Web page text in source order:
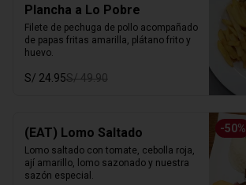
Plancha a Lo Pobre
Filete de pechuga de pollo acompañado
de papas fritas amarilla, plátano frito y
huevo.
S/ 24.95S/ 49.90
-50%
(EAT) Lomo Saltado
Lomo saltado con tomate, cebolla roja,
ají amarillo, lomo sazonado y nuestra
sazón especial.